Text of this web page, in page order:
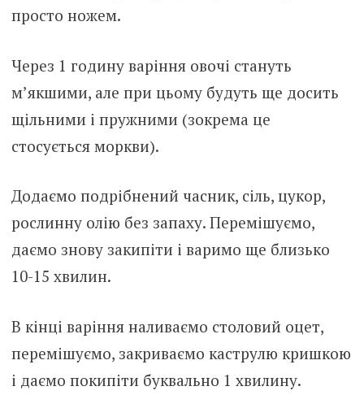
просто ножем.
Через 1 годину варіння овочі стануть
м’якшими, але при цьому будуть ще досить
щільними і пружними (зокрема це
стосується моркви).
Додаємо подрібнений часник, сіль, цукор,
рослинну олію без запаху. Перемішуємо,
даємо знову закипіти і варимо ще близько
10-15 хвилин.
В кінці варіння наливаємо столовий оцет,
перемішуємо, закриваємо каструлю кришкою
і даємо покипіти буквально 1 хвилину.